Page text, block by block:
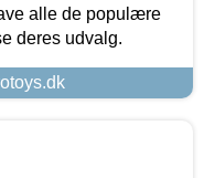
alle de populære
deres udvalg.